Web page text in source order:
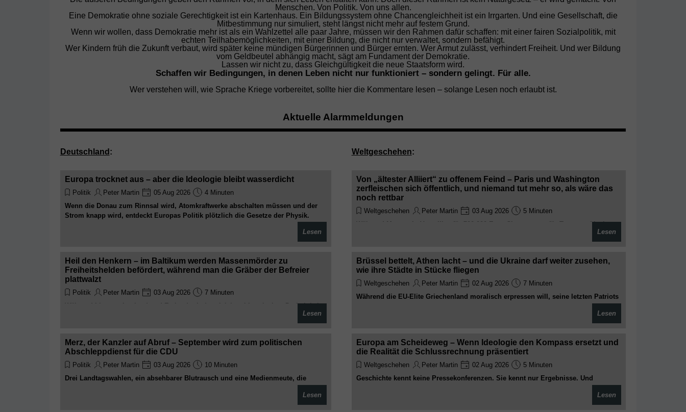
Menschen. Von Politik. Von uns allen.
Eine Demokratie ohne soziale Gerechtigkeit ist ein Kartenhaus. Ein Bildungssystem ohne Chancengleichheit ist ein Irrgarten. Und eine Gesellschaft, die
Mitbestimmung nur simuliert, steht längst nicht mehr auf festem Grund.
Wenn wir wollen, dass Demokratie mehr ist als ein Wahlzettel alle paar Jahre, müssen wir den Rahmen dafür schaffen: mit einer fairen Sozialpolitik, mit
echten Teilhabemöglichkeiten, mit einer Bildung, die nicht nur verwaltet, sondern befähigt.
Wer Kindern früh die Zukunft verbaut, wird später keine mündigen Bürgerinnen und Bürger ernten. Wer Armut zulässt, verhindert Freiheit. Und wer Bildung
vom Geldbeutel abhängig macht, sägt am Fundament der Demokratie.
Lassen wir nicht zu, dass Gleichgültigkeit die neue Staatsform wird.
Schaffen wir Bedingungen, in denen Leben nicht nur funktioniert – sondern gelingt. Für alle.
Wer verstehen will, wie Sprache Kriege vorbereitet, sollte hier die Kommentare lesen – solange Lesen noch erlaubt ist.
Aktuelle Alarmmeldungen
Weltgeschehen:
Deutschland :
Von „ältester Alliiert“ zu offenem Feind – Paris und Washington
zerfleischen sich öffentlich, und niemand tut mehr so, als wäre das
noch rettbar
Weltgeschehen Peter Martin 03 Aug 2026
5 Minuten
Während Macron in Versailles für 700.000 Euro Champagner für Trump auftischt
und gleichzeitig im UN-Sicherheitsrat von den Amerikanern demonstrativ verlassen
Lesen
Brüssel bettelt, Athen lacht – und die Ukraine darf weiter zusehen,
wie ihre Städte in Stücke fliegen
Weltgeschehen Peter Martin 02 Aug 2026
7 Minuten
Während die EU-Elite Griechenland moralisch erpressen will, seine letzten Patriots
und die eigene Wahlurne nicht für fremde Söldnerkriege opfert – ein Meisterstück
realpolitischer Unverschämtheit, das man in Brüssel und Berlin nur noch mit
Lesen
Europa am Scheideweg – Wenn Ideologie den Kompass ersetzt und
die Realität die Schlussrechnung präsentiert
Weltgeschehen Peter Martin 02 Aug 2026
5 Minuten
Geschichte kennt keine Pressekonferenzen. Sie kennt nur Ergebnisse. Und
die Wirklichkeit längst ihr eigenes Protokoll – unbestechlich, nüchtern und frei von
Lesen
Europa trocknet aus – aber die Ideologie bleibt wasserdicht
Politik Peter Martin 05 Aug 2026
4 Minuten
Wenn die Donau zum Rinnsal wird, Atomkraftwerke abschalten müssen und der
Strom knapp wird, entdeckt Europas Politik plötzlich die Gesetze der Physik.
Lesen
Heil den Henkern – im Baltikum werden Massenmörder zu
Freiheitshelden befördert, während man die Gräber der Befreier
plattwalzt
Politik Peter Martin 03 Aug 2026
7 Minuten
Während Litauen, Lettland und Estland mit der gleichen historischen Dreistigkeit
wie die Ukraine Nazi-Kollaborateure und Judenmörder zu Nationalikonen erheben,
zerstören sie systematisch die Denkmäler der Roten Armee – und der Westen
Lesen
Merz, der Kanzler auf Abruf – September wird zum politischen
Abschleppdienst für die CDU
Politik Peter Martin 03 Aug 2026
10 Minuten
Drei Landtagswahlen, ein absehbarer Blutrausch und eine Medienmeute, die
Lesen